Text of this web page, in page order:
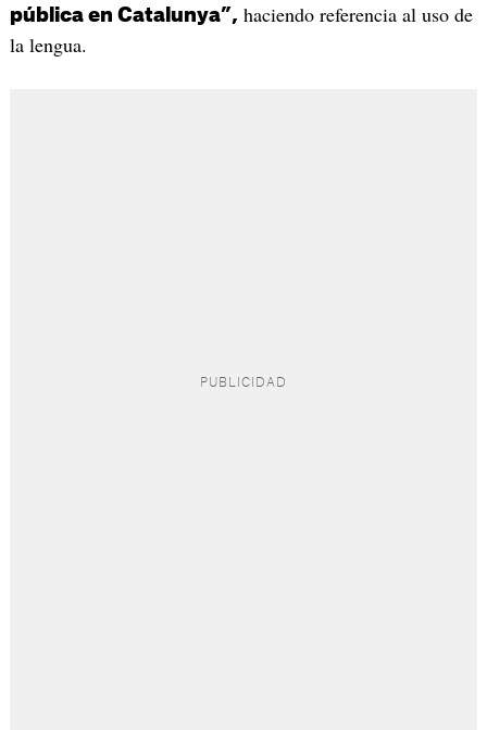
pública en Catalunya”, haciendo referencia al uso de
la lengua.